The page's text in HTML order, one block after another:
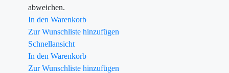
abweichen.
In den Warenkorb
Zur Wunschliste hinzufügen
Schnellansicht
In den Warenkorb
Zur Wunschliste hinzufügen